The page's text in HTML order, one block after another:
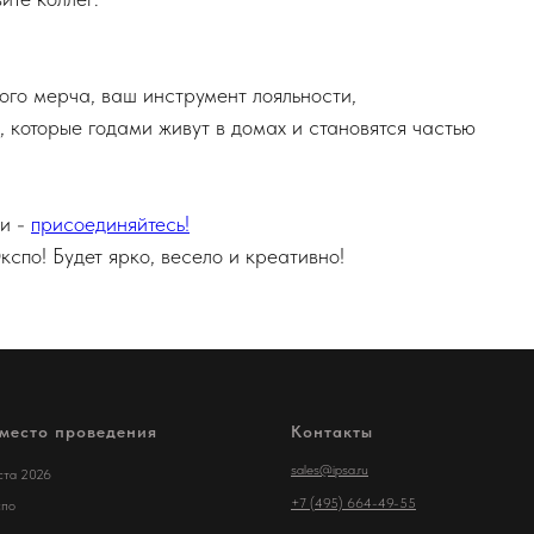
мерча, ваш инструмент лояльности,
годами живут в домах и становятся частью
- присоединяйтесь!
Будет ярко, весело и креативно!
проведения
2026
Контакты
sales@ipsa.ru
+7 (495) 664-49-55